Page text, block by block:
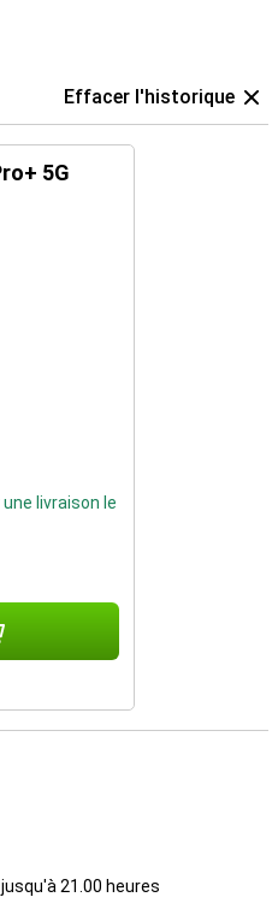
Effacer l'historique
5G
livraison le
jusqu'à 21.00 heures